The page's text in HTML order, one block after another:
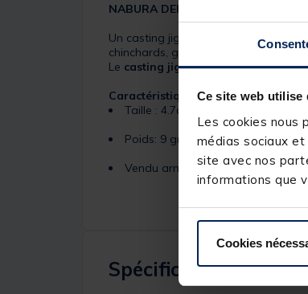
Ce site web utilise
Les cookies nous
médias sociaux
site avec nos
informations que
Cookies
NABURA DEKA 9
Un casting jig de 9 grammes
chinchards, gobies, rascasses,….
Le casting jig Tackle House Nabuca
Caractéristiques ducasting jig
Taille : 4.7cm
Poids: 9 grammes
Vendu armé
Spécifications